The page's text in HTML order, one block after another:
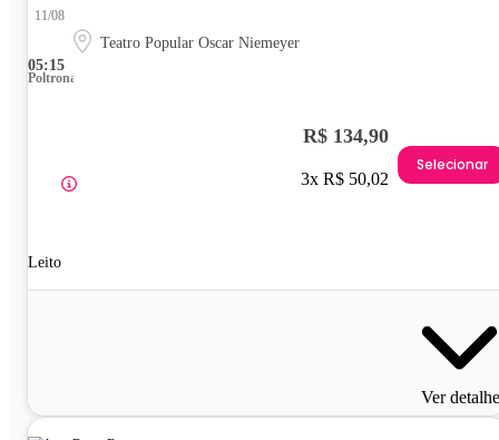
05:15
11/08
Teatro Popular Oscar Niemeyer
Poltrona
Leito
R$ 134,90
3x R$ 50,02
Selecionar
Ver